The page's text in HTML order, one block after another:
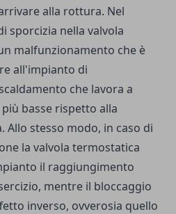
alla rottura. Nel
sporcizia nella valvola
malfunzionamento che è
all'impianto di
che lavora a
basse rispetto alla
Allo stesso modo, in caso di
la valvola termostatica
il raggiungimento
mentre il bloccaggio
inverso, ovverosia quello